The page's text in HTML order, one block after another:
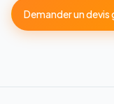
Demander un devis